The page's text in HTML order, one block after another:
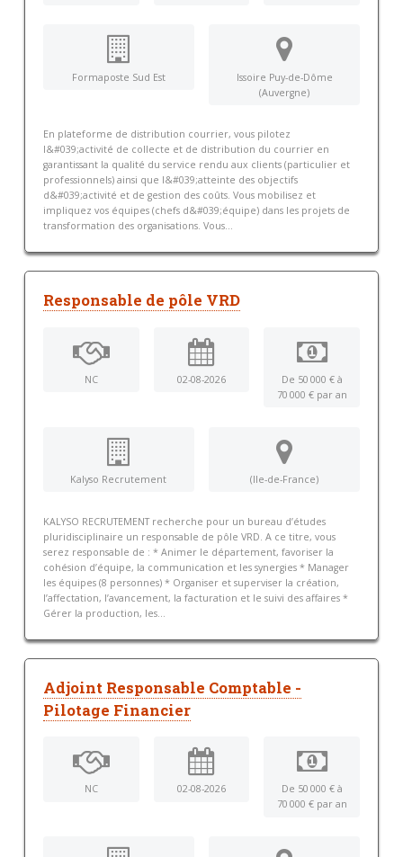
Formaposte Sud Est
Issoire Puy-de-Dôme
(Auvergne)
En plateforme de distribution courrier, vous pilotez
l&#039;activité de collecte et de distribution du courrier en
garantissant la qualité du service rendu aux clients (particulier et
professionnels) ainsi que l&#039;atteinte des objectifs
d&#039;activité et de gestion des coûts. Vous mobilisez et
impliquez vos équipes (chefs d&#039;équipe) dans les projets de
transformation des organisations. Vous...
Responsable de pôle VRD
NC 02-08-2026
De 50 000 € à
70 000 € par an
Kalyso Recrutement (Ile-de-France)
KALYSO RECRUTEMENT recherche pour un bureau d’études
pluridisciplinaire un responsable de pôle VRD. A ce titre, vous
serez responsable de : * Animer le département, favoriser la
cohésion d’équipe, la communication et les synergies * Manager
les équipes (8 personnes) * Organiser et superviser la création,
l’affectation, l’avancement, la facturation et le suivi des affaires *
Gérer la production, les...
Adjoint Responsable Comptable -
Pilotage Financier
NC 02-08-2026
De 50 000 € à
70 000 € par an